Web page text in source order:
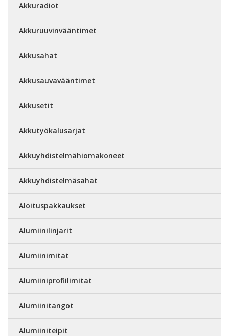
Akkuradiot
Akkuruuvinvääntimet
Akkusahat
Akkusauvavääntimet
Akkusetit
Akkutyökalusarjat
Akkuyhdistelmähiomakoneet
Akkuyhdistelmäsahat
Aloituspakkaukset
Alumiinilinjarit
Alumiinimitat
Alumiiniprofiilimitat
Alumiinitangot
Alumiiniteipit